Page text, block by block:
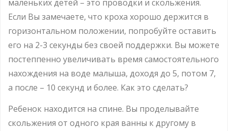
маленьких детей – это проводки и скольжения.
Если Вы замечаете, что кроха хорошо держится в
горизонтальном положении, попробуйте оставить
его на 2-3 секунды без своей поддержки. Вы можете
постеппенно увеличивать время самостоятельного
нахождения на воде малыша, доходя до 5, потом 7,
а после – 10 секунд и более. Как это сделать?
Ребенок находится на спине. Вы проделывайте
скольжения от одного края ванны к другому в